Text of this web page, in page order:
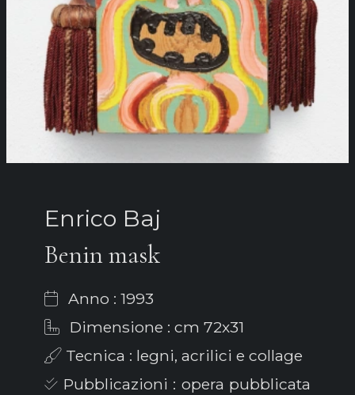
Enrico Baj
Benin mask
Anno : 1993
Dimensione : cm 72x31
Tecnica : legni, acrilici e collage
Pubblicazioni : opera pubblicata